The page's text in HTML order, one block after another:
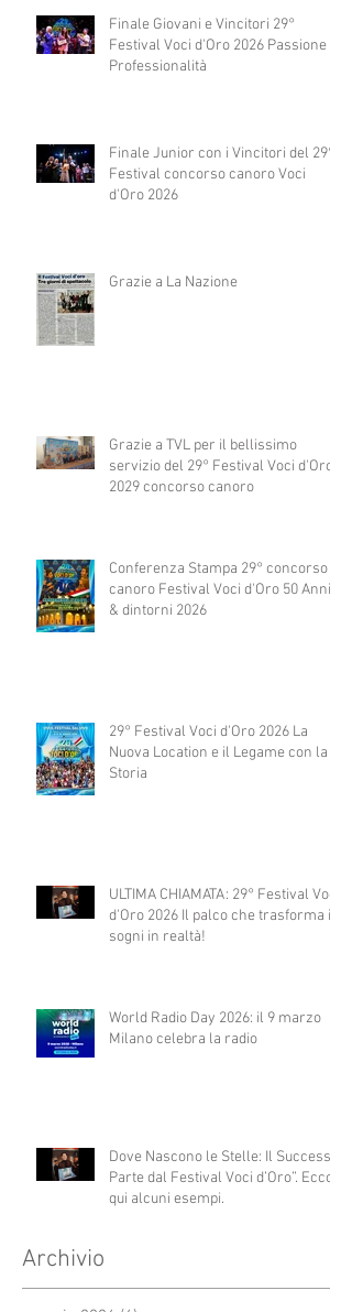
Finale Giovani e Vincitori 29°
Festival Voci d'Oro 2026 Passione e
Professionalità
Finale Junior con i Vincitori del 29°
Festival concorso canoro Voci
d'Oro 2026
Grazie a La Nazione
Grazie a TVL per il bellissimo
servizio del 29° Festival Voci d'Oro
2029 concorso canoro
Conferenza Stampa 29° concorso
canoro Festival Voci d'Oro 50 Anni
& dintorni 2026
29° Festival Voci d'Oro 2026 La
Nuova Location e il Legame con la
Storia
ULTIMA CHIAMATA: 29° Festival Voci
d'Oro 2026 Il palco che trasforma i
sogni in realtà!
World Radio Day 2026: il 9 marzo
Milano celebra la radio
Dove Nascono le Stelle: Il Successo
Parte dal Festival Voci d’Oro”. Ecco
qui alcuni esempi.
Archivio